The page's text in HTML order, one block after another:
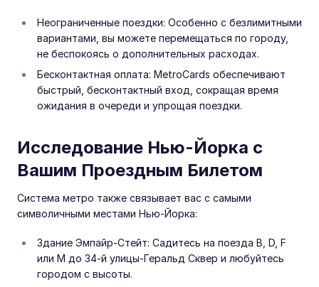
Неограниченные поездки: Особенно с безлимитными
вариантами, вы можете перемещаться по городу,
не беспокоясь о дополнительных расходах.
Бесконтактная оплата: MetroCards обеспечивают
быстрый, бесконтактный вход, сокращая время
ожидания в очереди и упрощая поездки.
Исследование Нью-Йорка с
Вашим Проездным Билетом
Система метро также связывает вас с самыми
символичными местами Нью-Йорка:
Здание Эмпайр-Стейт: Садитесь на поезда B, D, F
или M до 34-й улицы-Геральд Сквер и любуйтесь
городом с высоты.